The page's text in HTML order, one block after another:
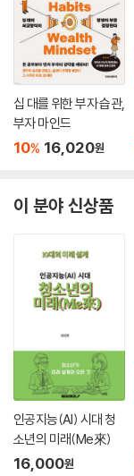
십 대를 위한 부자 습관,
부자 마인드
10% 16,020원
이 분야 신상품
인공지능(AI) 시대 청
소년의 미래(Me來)
16,000원